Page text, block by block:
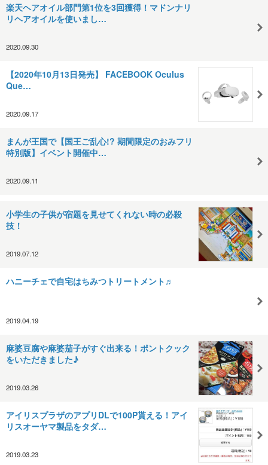
楽天ヘアオイル部門第1位を3回獲得！マドンナリ
リヘアオイルを使いまし…
2020.09.30
【2020年10月13日発売】 FACEBOOK Oculus
Que…
2020.09.17
まんが王国で【国王ご乱心!? 期間限定のおみフリ
特別版】イベント開催中…
2020.09.11
小学生の子供が宿題を見せてくれない時の必殺
技！
2019.07.12
ハニーチェで自宅はちみつトリートメント♬
2019.04.19
麻婆豆腐や麻婆茄子がすぐ出来る！ポントクック
をいただきました♪
2019.03.26
アイリスプラザのアプリDLで100P貰える！アイ
リスオーヤマ製品をタダ…
2019.03.23